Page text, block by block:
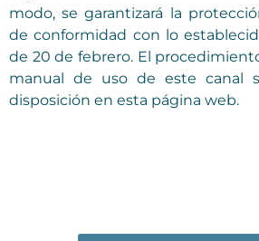
modo, se garantizará la
de conformidad con lo
de 20 de febrero. El
manual de uso de este canal
disposición en esta página web.